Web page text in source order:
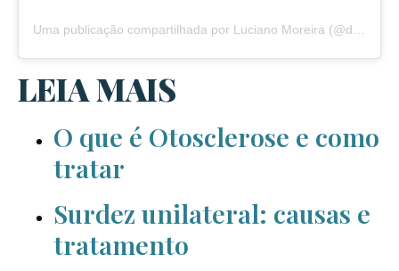
LEIA MAIS
O que é Otosclerose e como
tratar
Surdez unilateral: causas e
tratamento